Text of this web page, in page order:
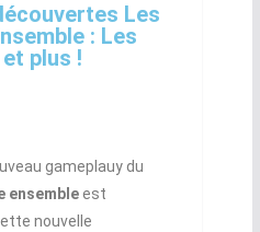
Les
: Les
plus !
gameplauy du
ensembleest
nouvelle